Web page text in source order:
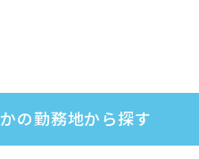
の勤務地から探す